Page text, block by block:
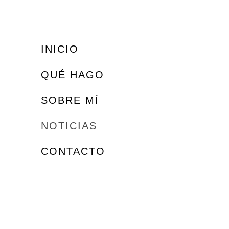
INICIO
QUÉ HAGO
SOBRE MÍ
NOTICIAS
CONTACTO